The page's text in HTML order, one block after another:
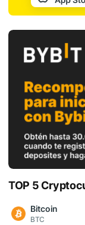
TOP 5
Bitcoin
BTC